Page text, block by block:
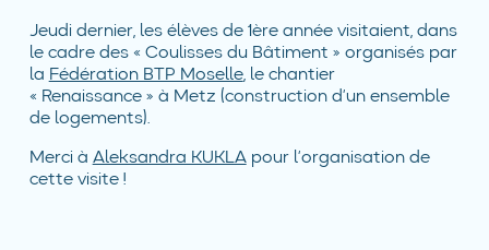
Jeudi dernier, les élèves de 1ère année visitaient, dans
le cadre des « Coulisses du Bâtiment » organisés par
la Fédération BTP Moselle, le chantier
« Renaissance » à Metz (construction d’un ensemble
de logements).
Merci à Aleksandra KUKLApour l’organisation de
cette visite !